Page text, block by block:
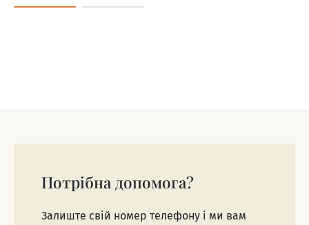
Потрібна допомога?
Залиште свій номер телефону і ми вам